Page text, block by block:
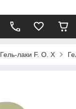
Гель-лаки F. O. X